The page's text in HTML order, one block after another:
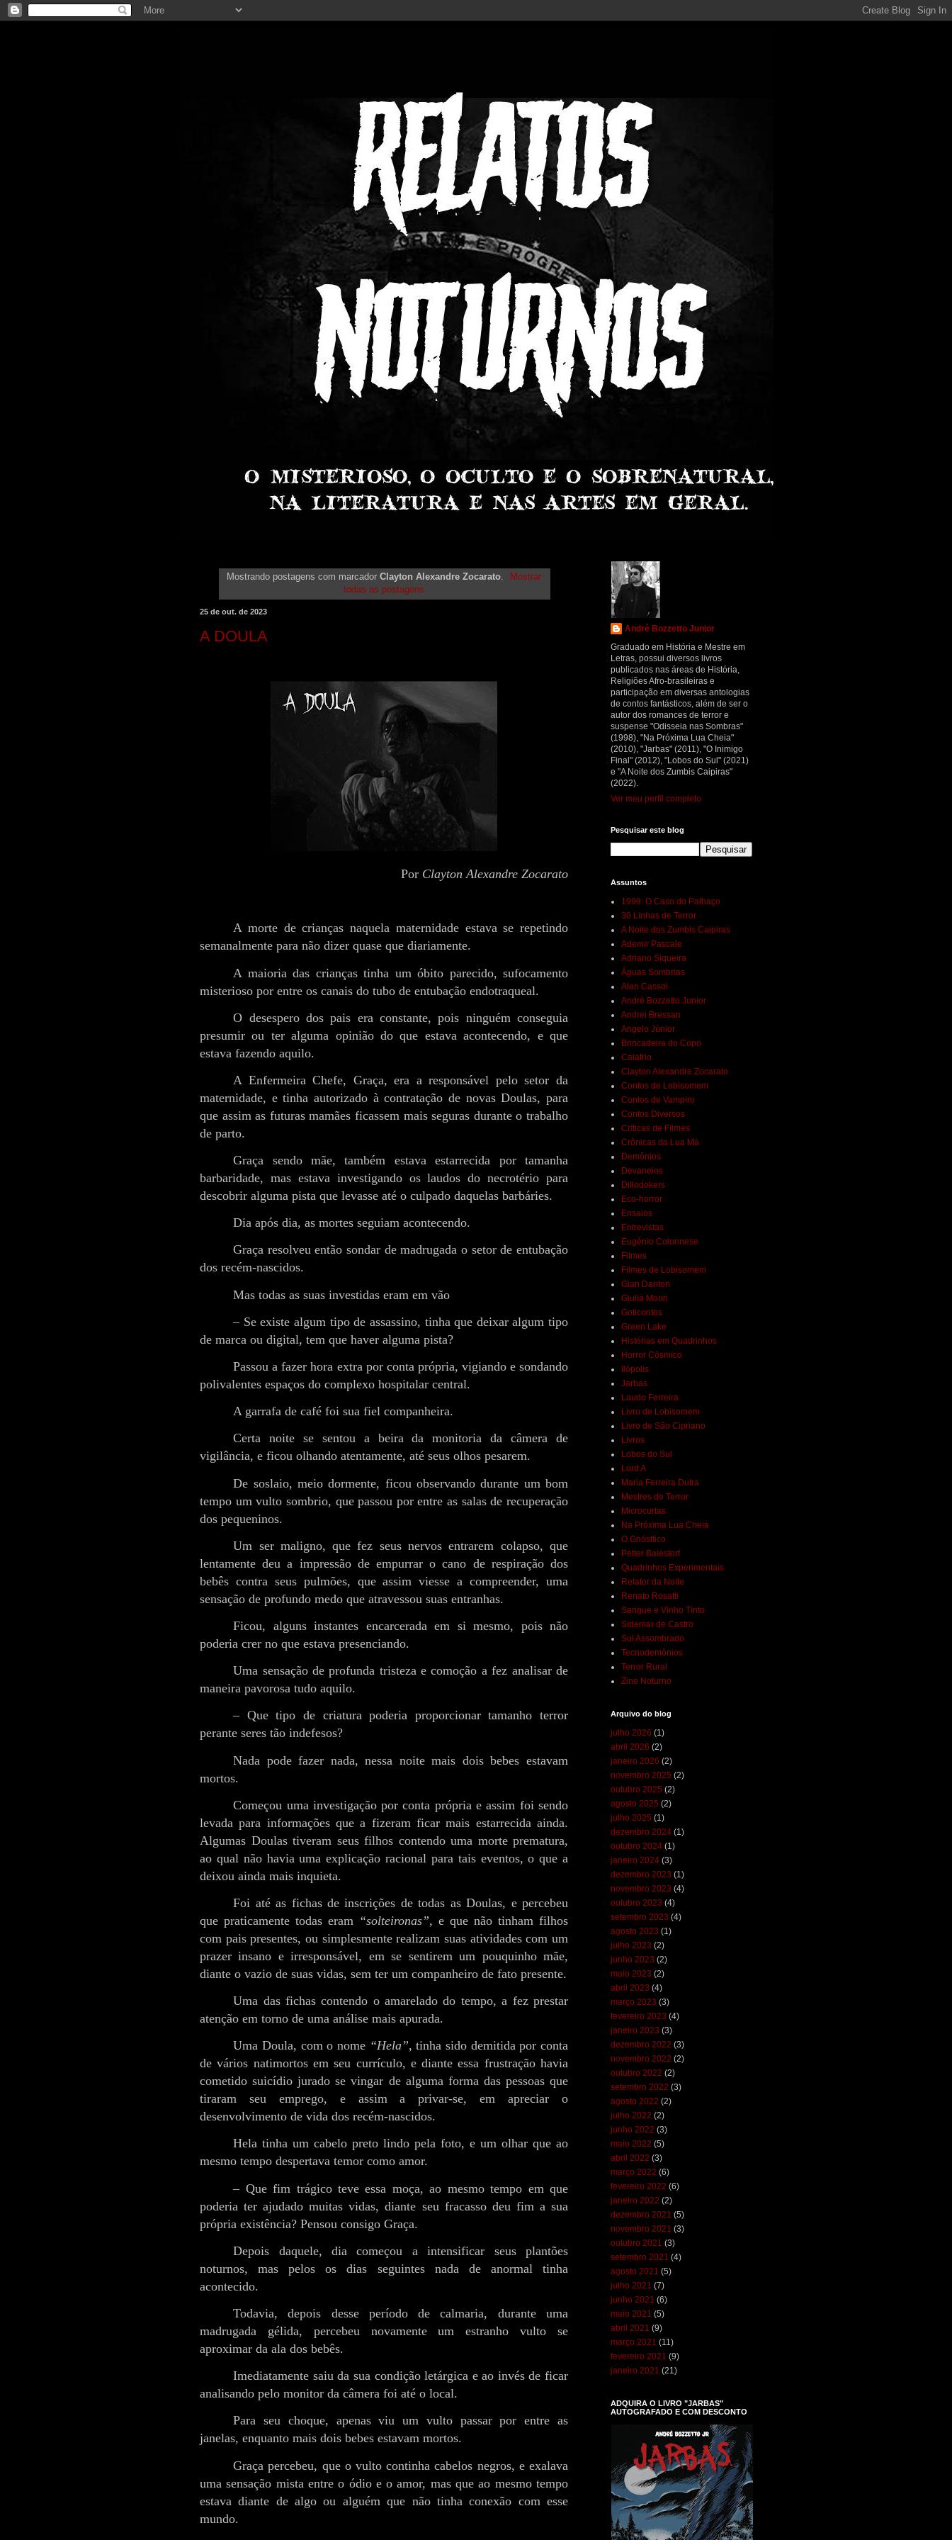
Mostrando postagens com marcador Clayton Alexandre Zocarato.
Mostrar
todas as postagens
25 de out. de 2023
A DOULA
Por Clayton Alexandre Zocarato
A morte de crianças naquela maternidade estava se repetindo
semanalmente para não dizer quase que diariamente.
A maioria das crianças tinha um óbito parecido, sufocamento
misterioso por entre os canais do tubo de entubação endotraqueal.
O desespero dos pais era constante, pois ninguém conseguia
presumir ou ter alguma opinião do que estava acontecendo, e que
estava fazendo aquilo.
A Enfermeira Chefe, Graça, era a responsável pelo setor da
maternidade, e tinha autorizado à contratação de novas Doulas, para
que assim as futuras mamães ficassem mais seguras durante o trabalho
de parto.
Graça sendo mãe, também estava estarrecida por tamanha
barbaridade, mas estava investigando os laudos do necrotério para
descobrir alguma pista que levasse até o culpado daquelas barbáries.
Dia após dia, as mortes seguiam acontecendo.
Graça resolveu então sondar de madrugada o setor de entubação
dos recém-nascidos.
Mas todas as suas investidas eram em vão
– Se existe algum tipo de assassino, tinha que deixar algum tipo
de marca ou digital, tem que haver alguma pista?
Passou a fazer hora extra por conta própria, vigiando e sondando
polivalentes espaços do complexo hospitalar central.
A garrafa de café foi sua fiel companheira.
Certa noite se sentou a beira da monitoria da câmera de
vigilância, e ficou olhando atentamente, até seus olhos pesarem.
De soslaio, meio dormente, ficou observando durante um bom
tempo um vulto sombrio, que passou por entre as salas de recuperação
dos pequeninos.
Um ser maligno, que fez seus nervos entrarem colapso, que
lentamente deu a impressão de empurrar o cano de respiração dos
bebês contra seus pulmões, que assim viesse a compreender, uma
sensação de profundo medo que atravessou suas entranhas.
Ficou, alguns instantes encarcerada em si mesmo, pois não
poderia crer no que estava presenciando.
Uma sensação de profunda tristeza e comoção a fez analisar de
maneira pavorosa tudo aquilo.
– Que tipo de criatura poderia proporcionar tamanho terror
perante seres tão indefesos?
Nada pode fazer nada, nessa noite mais dois bebes estavam
mortos.
Começou uma investigação por conta própria e assim foi sendo
levada para informações que a fizeram ficar mais estarrecida ainda.
Algumas Doulas tiveram seus filhos contendo uma morte prematura,
ao qual não havia uma explicação racional para tais eventos, o que a
deixou ainda mais inquieta.
Foi até as fichas de inscrições de todas as Doulas, e percebeu
que praticamente todas eram “solteironas”, e que não tinham filhos
com pais presentes, ou simplesmente realizam suas atividades com um
prazer insano e irresponsável, em se sentirem um pouquinho mãe,
diante o vazio de suas vidas, sem ter um companheiro de fato presente.
Uma das fichas contendo o amarelado do tempo, a fez prestar
atenção em torno de uma análise mais apurada.
Uma Doula, com o nome “Hela”, tinha sido demitida por conta
de vários natimortos em seu currículo, e diante essa frustração havia
cometido suicídio jurado se vingar de alguma forma das pessoas que
tiraram seu emprego, e assim a privar-se, em apreciar o
desenvolvimento de vida dos recém-nascidos.
Hela tinha um cabelo preto lindo pela foto, e um olhar que ao
mesmo tempo despertava temor como amor.
– Que fim trágico teve essa moça, ao mesmo tempo em que
poderia ter ajudado muitas vidas, diante seu fracasso deu fim a sua
própria existência? Pensou consigo Graça.
Depois daquele, dia começou a intensificar seus plantões
noturnos, mas pelos os dias seguintes nada de anormal tinha
acontecido.
Todavia, depois desse período de calmaria, durante uma
madrugada gélida, percebeu novamente um estranho vulto se
aproximar da ala dos bebês.
Imediatamente saiu da sua condição letárgica e ao invés de ficar
analisando pelo monitor da câmera foi até o local.
Para seu choque, apenas viu um vulto passar por entre as
janelas, enquanto mais dois bebes estavam mortos.
Graça percebeu, que o vulto continha cabelos negros, e exalava
uma sensação mista entre o ódio e o amor, mas que ao mesmo tempo
estava diante de algo ou alguém que não tinha conexão com esse
mundo.
André Bozzetto Junior
Graduado em História e Mestre em
Letras, possui diversos livros
publicados nas áreas de História,
Religiões Afro-brasileiras e
participação em diversas antologias
de contos fantásticos, além de ser o
autor dos romances de terror e
suspense "Odisseia nas Sombras"
(1998), "Na Próxima Lua Cheia"
(2010), "Jarbas" (2011), "O Inimigo
Final" (2012), "Lobos do Sul" (2021)
e "A Noite dos Zumbis Caipiras"
(2022).
Ver meu perfil completo
Pesquisar este blog
Assuntos
1999: O Caso do Palhaço
30 Linhas de Terror
A Noite dos Zumbis Caipiras
Ademir Pascale
Adriano Siqueira
Águas Sombrias
Alan Cassol
André Bozzetto Junior
Andrei Bressan
Angelo Júnior
Brincadeira do Copo
Calafrio
Clayton Alexandre Zocarato
Contos de Lobisomem
Contos de Vampiro
Contos Diversos
Críticas de Filmes
Crônicas da Lua Má
Demônios
Devaneios
Dillodokers
Eco-horror
Ensaios
Entrevistas
Eugênio Colonnese
Filmes
Filmes de Lobisomem
Gian Danton
Giulia Moon
Goticontos
Green Lake
Histórias em Quadrinhos
Horror Cósmico
Ilópolis
Jarbas
Laudo Ferreira
Livro de Lobisomem
Livro de São Cipriano
Livros
Lobos do Sul
Lord A
Maria Ferreira Dutra
Mestres do Terror
Microcurtas
Na Próxima Lua Cheia
O Gnósttico
Petter Baiestorf
Quadrinhos Experimentais
Relator da Noite
Renato Rosatti
Sangue e Vinho Tinto
Sidemar de Castro
Sul Assombrado
Tecnodemônios
Terror Rural
Zine Noturno
Arquivo do blog
julho 2026 (1)
abril 2026 (2)
janeiro 2026 (2)
novembro 2025 (2)
outubro 2025 (2)
agosto 2025 (2)
julho 2025 (1)
dezembro 2024 (1)
outubro 2024 (1)
janeiro 2024 (3)
dezembro 2023 (1)
novembro 2023 (4)
outubro 2023 (4)
setembro 2023 (4)
agosto 2023 (1)
julho 2023 (2)
junho 2023 (2)
maio 2023 (2)
abril 2023 (4)
março 2023 (3)
fevereiro 2023 (4)
janeiro 2023 (3)
dezembro 2022 (3)
novembro 2022 (2)
outubro 2022 (2)
setembro 2022 (3)
agosto 2022 (2)
julho 2022 (2)
junho 2022 (3)
maio 2022 (5)
abril 2022 (3)
março 2022 (6)
fevereiro 2022 (6)
janeiro 2022 (2)
dezembro 2021 (5)
novembro 2021 (3)
outubro 2021 (3)
setembro 2021 (4)
agosto 2021 (5)
julho 2021 (7)
junho 2021 (6)
maio 2021 (5)
abril 2021 (9)
março 2021 (11)
fevereiro 2021 (9)
janeiro 2021 (21)
ADQUIRA O LIVRO "JARBAS"
AUTOGRAFADO E COM DESCONTO